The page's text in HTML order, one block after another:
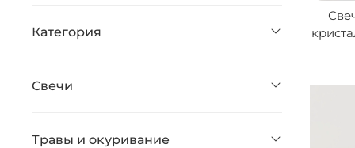
Категория
Свечи
Травы и окуривание